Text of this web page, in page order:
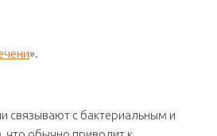
».
связывают с бактериальным и